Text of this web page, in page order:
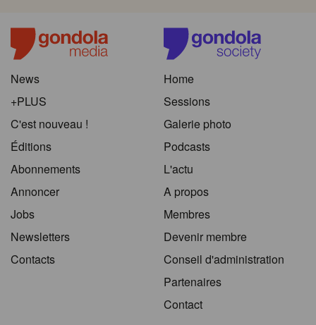
News
+PLUS
C'est nouveau !
Éditions
Abonnements
Annoncer
Jobs
Newsletters
Contacts
Home
Sessions
Galerie photo
Podcasts
L'actu
A propos
Membres
Devenir membre
Conseil d'administration
Partenaires
Contact